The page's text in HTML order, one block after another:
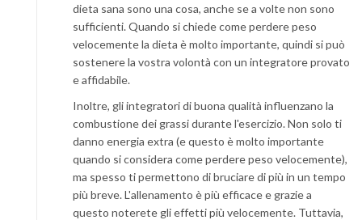
dieta sana sono una cosa, anche se a volte non sono
sufficienti. Quando si chiede come perdere peso
velocemente la dieta è molto importante, quindi si può
sostenere la vostra volontà con un integratore provato
e affidabile.
Inoltre, gli integratori di buona qualità influenzano la
combustione dei grassi durante l'esercizio. Non solo ti
danno energia extra (e questo è molto importante
quando si considera come perdere peso velocemente),
ma spesso ti permettono di bruciare di più in un tempo
più breve. L'allenamento è più efficace e grazie a
questo noterete gli effetti più velocemente. Tuttavia,